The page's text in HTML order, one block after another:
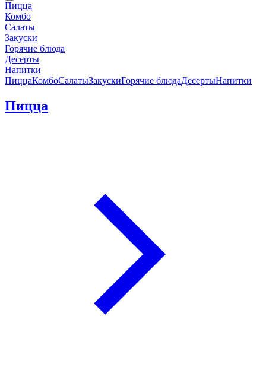
Пицца
Комбо
Салаты
Закуски
Горячие блюда
Десерты
Напитки
ПиццаКомбоСалатыЗакускиГорячие блюдаДесертыНапитки
Пицца